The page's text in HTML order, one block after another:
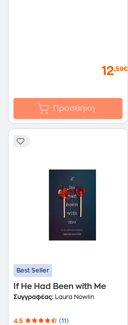
12,59€
Προσθήκη
Best Seller
If He Had Been with Me
Συγγραφέας: Laura Nowlin
4.5 (11)